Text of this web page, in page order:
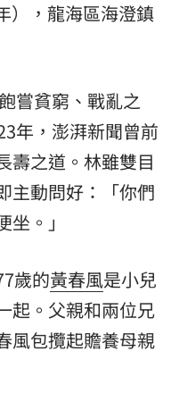
），龍海區海澄鎮
嘗貧窮、戰亂之
年，澎湃新聞曾前
壽之道。林雖雙目
主動問好：「你們
。」
歲的黃春風是小兒
起。父親和兩位兄
風包攬起贍養母親